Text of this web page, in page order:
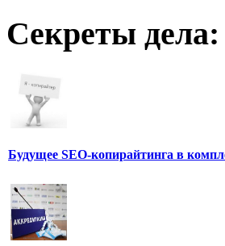
Секреты дела:
Будущее SEO-копирайтинга в